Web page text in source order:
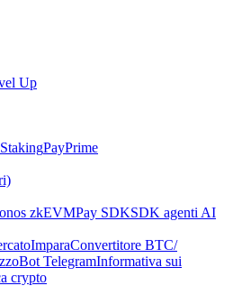
Up
PayPrime
zkEVMPay SDKSDK agenti AI
ImparaConvertitore BTC/
Bot TelegramInformativa sui
crypto